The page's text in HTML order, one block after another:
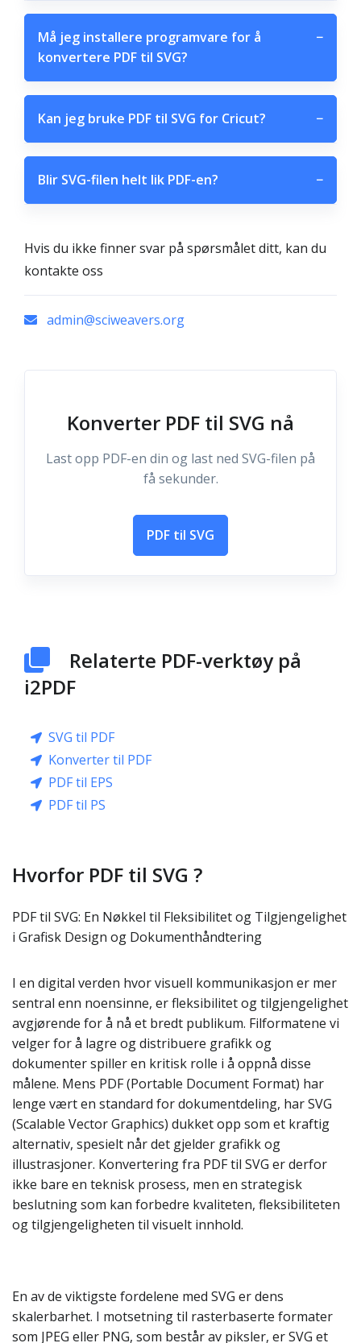
Må jeg installere programvare for å
konvertere PDF til SVG?
−
Kan jeg bruke PDF til SVG for Cricut? −
Blir SVG-filen helt lik PDF-en? −
Hvis du ikke finner svar på spørsmålet ditt, kan du
kontakte oss
admin@sciweavers.org
Konverter PDF til SVG nå
Last opp PDF-en din og last ned SVG-filen på
få sekunder.
PDF til SVG
Relaterte PDF-verktøy på
i2PDF
SVG til PDF
Konverter til PDF
PDF til EPS
PDF til PS
Hvorfor PDF til SVG ?
PDF til SVG: En Nøkkel til Fleksibilitet og Tilgjengelighet
i Grafisk Design og Dokumenthåndtering
I en digital verden hvor visuell kommunikasjon er mer
sentral enn noensinne, er fleksibilitet og tilgjengelighet
avgjørende for å nå et bredt publikum. Filformatene vi
velger for å lagre og distribuere grafikk og
dokumenter spiller en kritisk rolle i å oppnå disse
målene. Mens PDF (Portable Document Format) har
lenge vært en standard for dokumentdeling, har SVG
(Scalable Vector Graphics) dukket opp som et kraftig
alternativ, spesielt når det gjelder grafikk og
illustrasjoner. Konvertering fra PDF til SVG er derfor
ikke bare en teknisk prosess, men en strategisk
beslutning som kan forbedre kvaliteten, fleksibiliteten
og tilgjengeligheten til visuelt innhold.
En av de viktigste fordelene med SVG er dens
skalerbarhet. I motsetning til rasterbaserte formater
som JPEG eller PNG, som består av piksler, er SVG et